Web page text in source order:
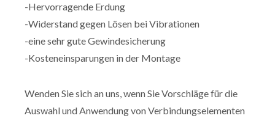
-Hervorragende Erdung
-Widerstand gegen Lösen bei Vibrationen
-eine sehr gute Gewindesicherung
-Kosteneinsparungen in der Montage
Wenden Sie sich an uns, wenn Sie Vorschläge für die
Auswahl und Anwendung von Verbindungselementen